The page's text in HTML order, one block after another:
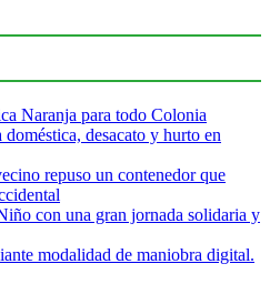
Naranja para todo Colonia
desacato y hurto en
repuso un contenedor que
con una gran jornada solidaria y
modalidad de maniobra digital.